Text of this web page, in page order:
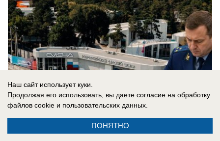
Наш сайт использует куки.
Продолжая его использовать, вы даете согласие на обработку
файлов cookie и пользовательских данных.
ПОНЯТНО